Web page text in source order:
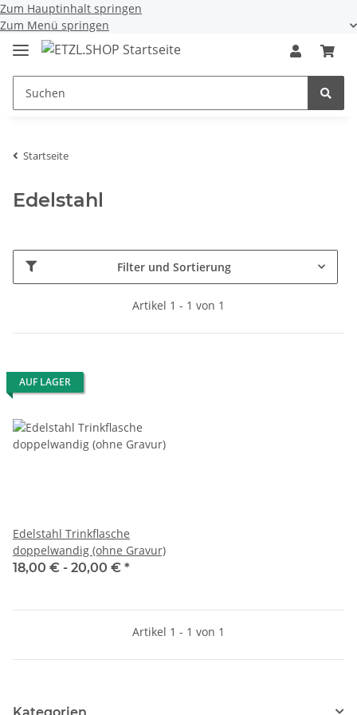
Zum Hauptinhalt springen
Zum Menü springen
Startseite
Edelstahl
Filter und Sortierung
Artikel 1 - 1 von 1
AUF LAGER
Edelstahl Trinkflasche
doppelwandig (ohne Gravur)
18,00 € - 20,00 € *
Artikel 1 - 1 von 1